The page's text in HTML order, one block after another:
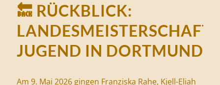
🔙 RÜCKBLICK:
LANDESMEISTERSCHAFT
JUGEND IN DORTMUND
Am 9. Mai 2026 gingen Franziska Rahe, Kjell-Eliah